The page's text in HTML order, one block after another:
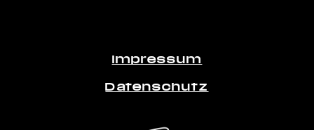
Impressum
Datenschutz